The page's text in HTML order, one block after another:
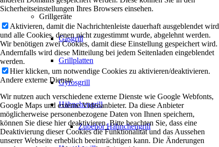
Grillgeräte
Gasgrill
Grillplatten
Gyrosgrill
Hähnchengrill
Zubehör Hähnchengrill
Sicherheitseinstellungen Ihres Browsers einsehen.
Aktivieren, damit die Nachrichtenleiste dauerhaft ausgeblendet wird
und alle Cookies, denen nicht zugestimmt wurde, abgelehnt werden.
Wir benötigen zwei Cookies, damit diese Einstellung gespeichert wird.
Andernfalls wird diese Mitteilung bei jedem Seitenladen eingeblendet
werden.
Hier klicken, um notwendige Cookies zu aktivieren/deaktivieren.
Andere externe Dienste
Wir nutzen auch verschiedene externe Dienste wie Google Webfonts,
Google Maps und externe Videoanbieter. Da diese Anbieter
möglicherweise personenbezogene Daten von Ihnen speichern,
können Sie diese hier deaktivieren. Bitte beachten Sie, dass eine
Deaktivierung dieser Cookies die Funktionalität und das Aussehen
unserer Webseite erheblich beeinträchtigen kann. Die Änderungen